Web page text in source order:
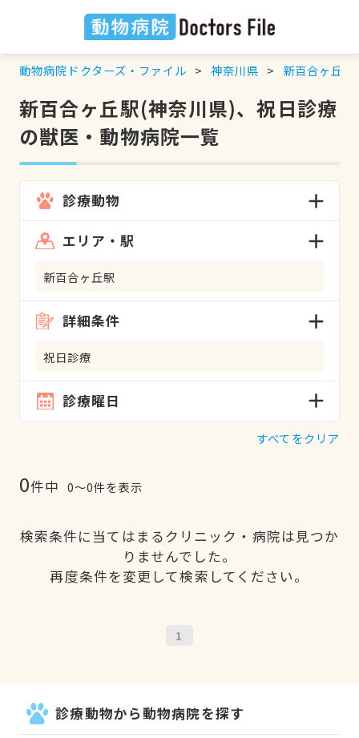
動物病院ドクターズ・ファイル 神奈川県 新百合ヶ丘駅
新百合ヶ丘駅(神奈川県)、祝日診療
の獣医・動物病院一覧
診療動物
エリア・駅
新百合ヶ丘駅
詳細条件
祝日診療
診療曜日
すべてをクリア
0件中 0〜0件を表示
検索条件に当てはまるクリニック・病院は見つか
りませんでした。
再度条件を変更して検索してください。
1
診療動物から動物病院を探す